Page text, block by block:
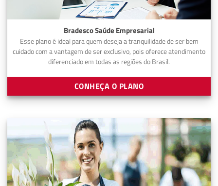
Bradesco Saúde Empresarial
Esse plano é ideal para quem deseja a tranquilidade de ser bem
cuidado com a vantagem de ser exclusivo, pois oferece atendimento
diferenciado em todas as regiões do Brasil.
CONHEÇA O PLANO